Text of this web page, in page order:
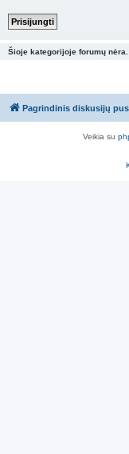
Šioje kategorijoje forumų nėra.
Pagrindinis diskusijų
Veikia su